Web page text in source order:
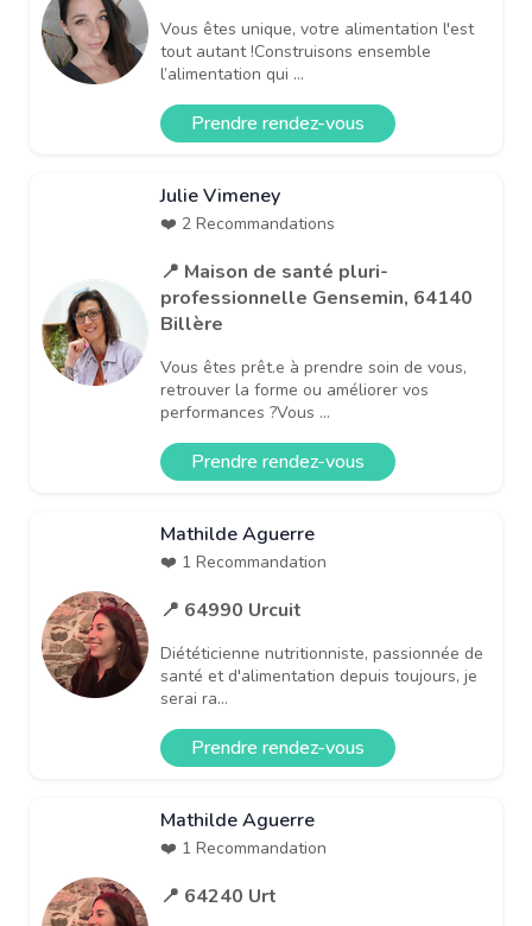
Vous êtes unique, votre alimentation l'est
tout autant !Construisons ensemble
l’alimentation qui ...
Prendre rendez-vous
Julie Vimeney
❤️ 2 Recommandations
📍 Maison de santé pluri-
professionnelle Gensemin, 64140
Billère
Vous êtes prêt.e à prendre soin de vous,
retrouver la forme ou améliorer vos
performances ?Vous ...
Prendre rendez-vous
Mathilde Aguerre
❤️ 1 Recommandation
📍 64990 Urcuit
Diététicienne nutritionniste, passionnée de
santé et d'alimentation depuis toujours, je
serai ra...
Prendre rendez-vous
Mathilde Aguerre
❤️ 1 Recommandation
📍 64240 Urt